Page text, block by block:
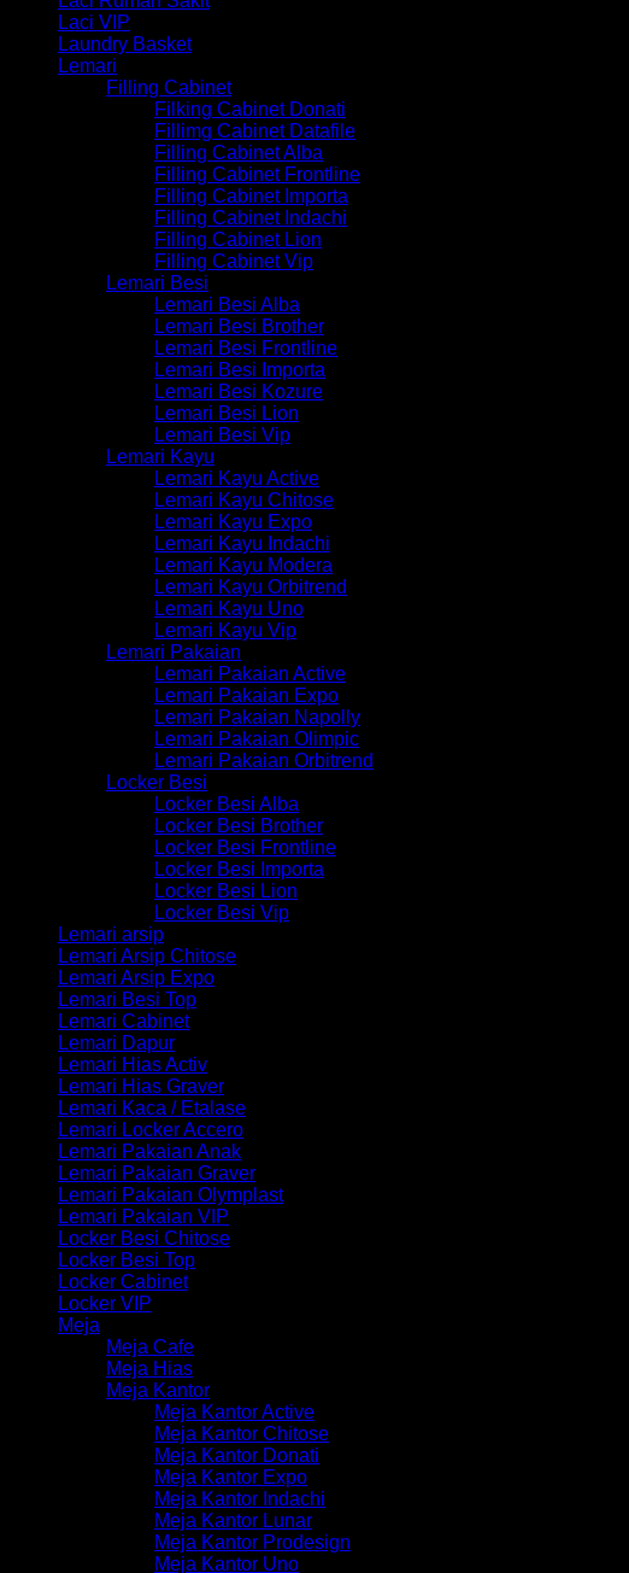
Laci VIP
Laundry Basket
Lemari
Filling Cabinet
Filking Cabinet Donati
Fillimg Cabinet Datafile
Filling Cabinet Alba
Filling Cabinet Frontline
Filling Cabinet Importa
Filling Cabinet Indachi
Filling Cabinet Lion
Filling Cabinet Vip
Lemari Besi
Lemari Besi Alba
Lemari Besi Brother
Lemari Besi Frontline
Lemari Besi Importa
Lemari Besi Kozure
Lemari Besi Lion
Lemari Besi Vip
Lemari Kayu
Lemari Kayu Active
Lemari Kayu Chitose
Lemari Kayu Expo
Lemari Kayu Indachi
Lemari Kayu Modera
Lemari Kayu Orbitrend
Lemari Kayu Uno
Lemari Kayu Vip
Lemari Pakaian
Lemari Pakaian Active
Lemari Pakaian Expo
Lemari Pakaian Napolly
Lemari Pakaian Olimpic
Lemari Pakaian Orbitrend
Locker Besi
Locker Besi Alba
Locker Besi Brother
Locker Besi Frontline
Locker Besi Importa
Locker Besi Lion
Locker Besi Vip
Lemari arsip
Lemari Arsip Chitose
Lemari Arsip Expo
Lemari Besi Top
Lemari Cabinet
Lemari Dapur
Lemari Hias Activ
Lemari Hias Graver
Lemari Kaca / Etalase
Lemari Locker Accero
Lemari Pakaian Anak
Lemari Pakaian Graver
Lemari Pakaian Olymplast
Lemari Pakaian VIP
Locker Besi Chitose
Locker Besi Top
Locker Cabinet
Locker VIP
Meja
Meja Cafe
Meja Hias
Meja Kantor
Meja Kantor Active
Meja Kantor Chitose
Meja Kantor Donati
Meja Kantor Expo
Meja Kantor Indachi
Meja Kantor Lunar
Meja Kantor Prodesign
Meja Kantor Uno